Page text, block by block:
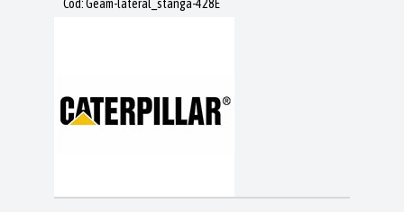
Cod: Geam-lateral_stanga-428E